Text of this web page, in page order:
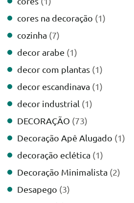
cores na decoração (1)
cozinha (7)
decor arabe (1)
decor com plantas (1)
decor escandinava (1)
decor industrial (1)
DECORAÇÃO (73)
Decoração Apê Alugado (1)
decoração eclética (1)
Decoração Minimalista (2)
Desapego (3)